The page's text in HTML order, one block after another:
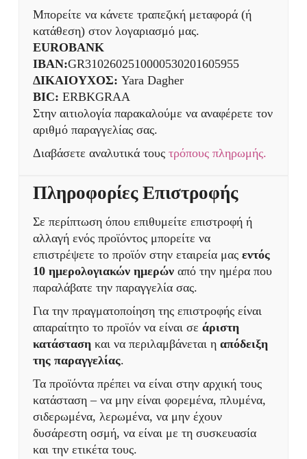
Μπορείτε να κάνετε τραπεζική μεταφορά (ή
κατάθεση) στον λογαριασμό μας.
EUROBANK
IBAN:GR3102602510000530201605955
ΔΙΚΑΙΟΥΧΟΣ: Yara Dagher
BIC: ERBKGRAA
Στην αιτιολογία παρακαλούμε να αναφέρετε τον
αριθμό παραγγελίας σας.
Διαβάσετε αναλυτικά τους τρόπους πληρωμής.
Πληροφορίες Επιστροφής
Σε περίπτωση όπου επιθυμείτε επιστροφή ή
αλλαγή ενός προϊόντος μπορείτε να
επιστρέψετε το προϊόν στην εταιρεία μας εντός
10 ημερολογιακών ημερώναπό την ημέρα που
παραλάβατε την παραγγελία σας.
Για την πραγματοποίηση της επιστροφής είναι
απαραίτητο το προϊόν να είναι σε άριστη
κατάστασηκαι να περιλαμβάνεται η απόδειξη
της παραγγελίας.
Τα προϊόντα πρέπει να είναι στην αρχική τους
κατάσταση – να μην είναι φορεμένα, πλυμένα,
σιδερωμένα, λερωμένα, να μην έχουν
δυσάρεστη οσμή, να είναι με τη συσκευασία
και την ετικέτα τους.